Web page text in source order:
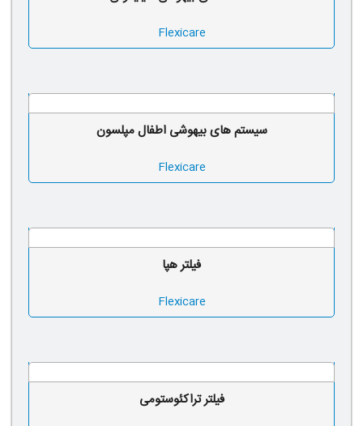
Flexicare
سیستم های بیهوشی اطفال مپلسون
Flexicare
فیلتر هپا
Flexicare
فیلتر تراکئوستومی